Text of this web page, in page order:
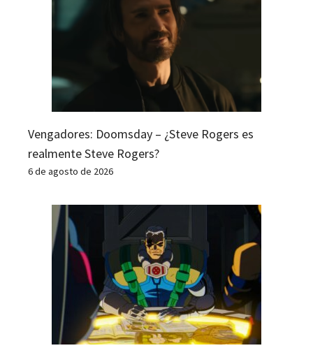
Vengadores: Doomsday – ¿Steve Rogers es
realmente Steve Rogers?
6 de agosto de 2026